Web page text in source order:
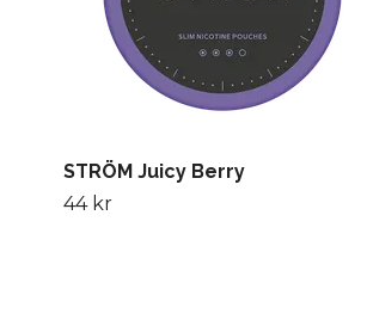
STRÖM Juicy Berry
44 kr